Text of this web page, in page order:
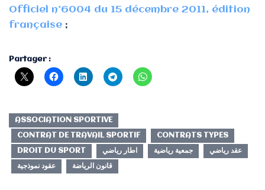
Officiel n°6004 du 15 décembre 2011, édition
française ;
Partager :
ASSOCIATION SPORTIVE
CONTRAT DE TRAVAIL SPORTIF
CONTRATS TYPES
DROIT DU SPORT
اطار رياضي جمعية رياضية
عقد رياضي
عقود نموذجية
قانون الرياضة